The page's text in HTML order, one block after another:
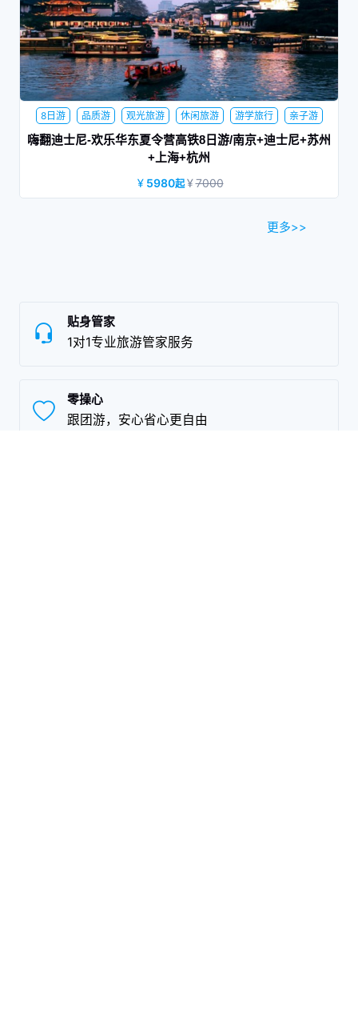
造力、冒险和刺激的乐趣！
8日游 品质游 观光旅游 休闲旅游 游学旅行 亲子游
嗨翻迪士尼-欢乐华东夏令营高铁8日游/南京+迪士尼+苏州
+上海+杭州
5980起 7000
更多>>
贴身管家
1对1专业旅游管家服务
零操心
跟团游，安心省心更自由